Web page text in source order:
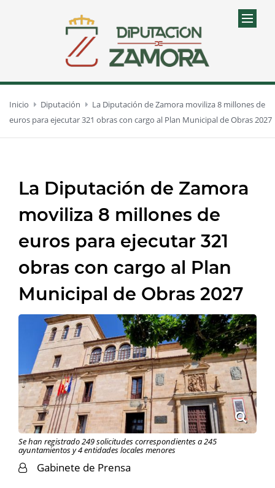
Inicio Diputación
La Diputación de Zamora moviliza 8 millones de
euros para ejecutar 321 obras con cargo al Plan Municipal de Obras 2027
La Diputación de Zamora
moviliza 8 millones de
euros para ejecutar 321
obras con cargo al Plan
Municipal de Obras 2027
Se han registrado 249 solicitudes correspondientes a 245
ayuntamientos y 4 entidades locales menores
Gabinete de Prensa